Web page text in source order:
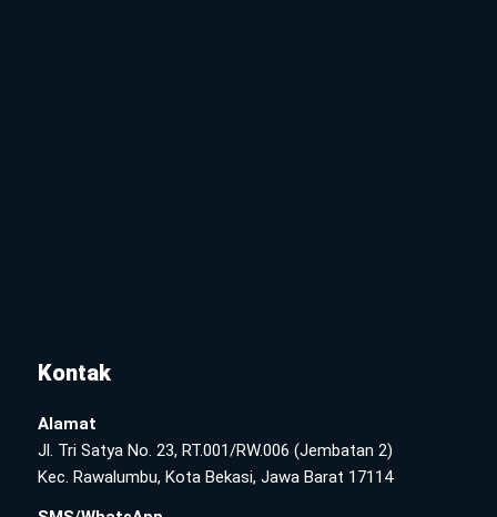
Kontak
Alamat
Jl. Tri Satya No. 23, RT.001/RW.006 (Jembatan 2)
Kec. Rawalumbu, Kota Bekasi, Jawa Barat 17114